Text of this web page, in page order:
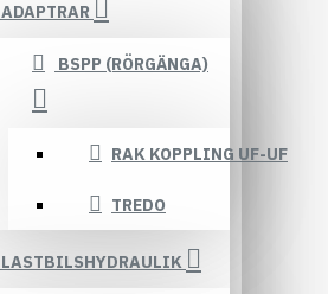
ADAPTRAR
BSPP (RÖRGÄNGA)
RAK KOPPLING UF-UF
TREDO
LASTBILSHYDRAULIK